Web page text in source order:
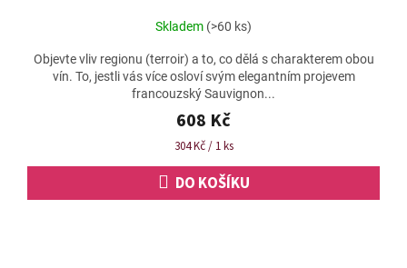
Skladem (>60 ks)
608 Kč
Měrná
304 Kč / 1 ks
DO KOŠÍKU
Objevte vliv regionu (terroir) a to, co dělá s charakterem obou
vín. To, jestli vás více osloví svým elegantním projevem
francouzský Sauvignon...